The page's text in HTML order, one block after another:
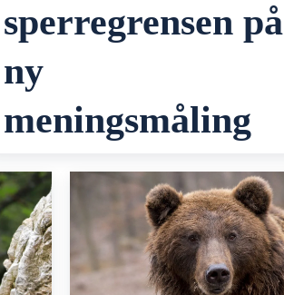
sperregrensen på
ny
meningsmåling